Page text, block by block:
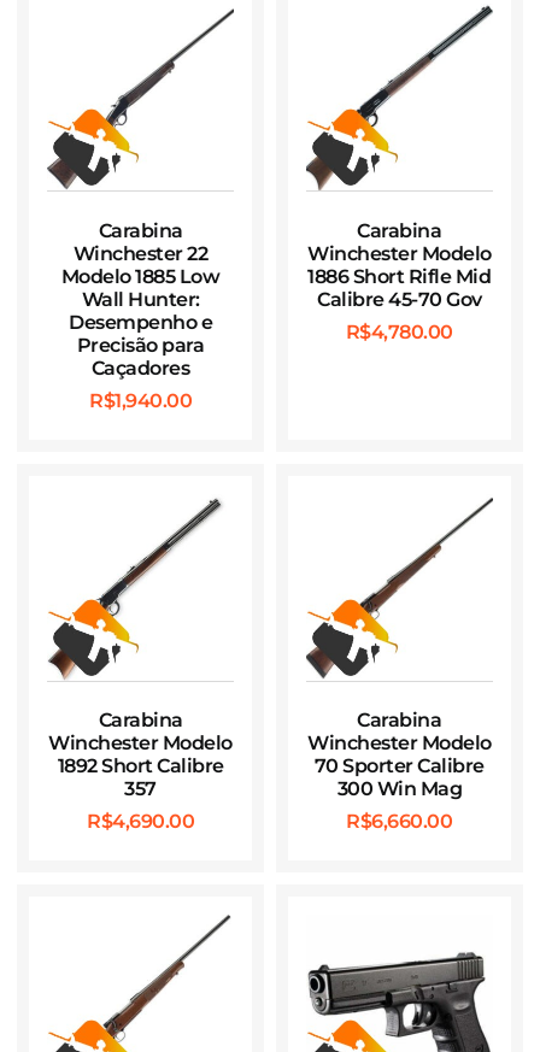
Carabina
Winchester 22
Modelo 1885 Low
Wall Hunter:
Desempenho e
Precisão para
Caçadores
R$1,940.00
Carabina
Winchester Modelo
1886 Short Rifle Mid
Calibre 45-70 Gov
R$4,780.00
Carabina
Winchester Modelo
1892 Short Calibre
357
R$4,690.00
Carabina
Winchester Modelo
70 Sporter Calibre
300 Win Mag
R$6,660.00